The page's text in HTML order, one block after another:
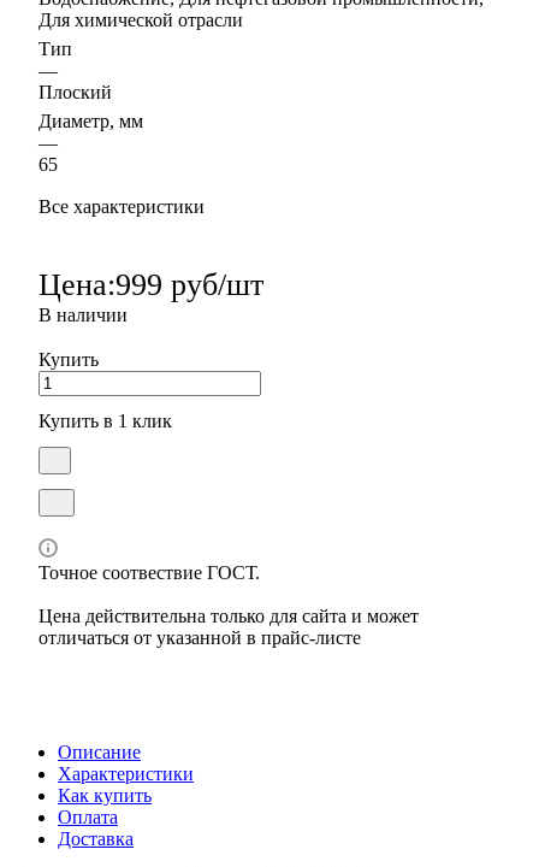
Для химической отрасли
Тип
—
Плоский
Диаметр, мм
—
65
Все характеристики
Цена:999 руб/шт
В наличии
Купить
Купить в 1 клик
Точное соотвествие ГОСТ.
Цена действительна только для сайта и может
отличаться от указанной в прайс-листе
Описание
Характеристики
Как купить
Оплата
Доставка